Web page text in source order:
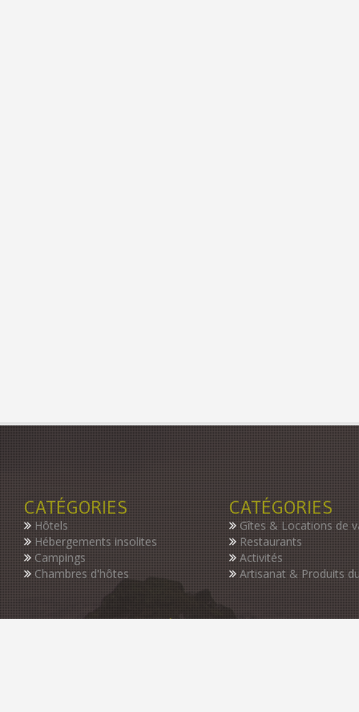
CATÉGORIES
Hôtels
Hébergements insolites
Campings
Chambres d'hôtes
CATÉGORIES
Gîtes & Locations de
Restaurants
Activités
Artisanat & Produits